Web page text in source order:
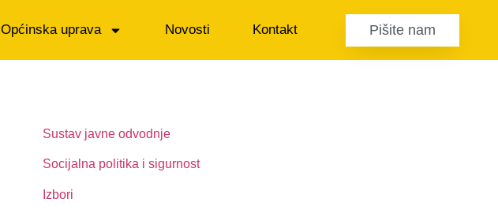
Općinska uprava Novosti Kontakt Pišite nam
Sustav javne odvodnje
Socijalna politika i sigurnost
Izbori